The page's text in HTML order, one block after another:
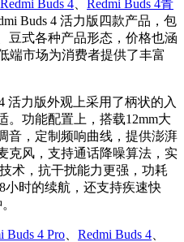
Redmi Buds 4
Redmi Buds 4青
Buds 4 活力版四款产品，包
豆式各种产品形态，价格也涵
端市场为消费者提供了丰富
活力版外观上采用了柄状的入
。功能配置上，搭载12mm大
音，定制频响曲线，提供澎湃
克风，支持通话降噪算法，实
术，抗干扰能力更强，功耗
小时的续航，还支持疾速快
Buds 4 Pro Redmi Buds 4